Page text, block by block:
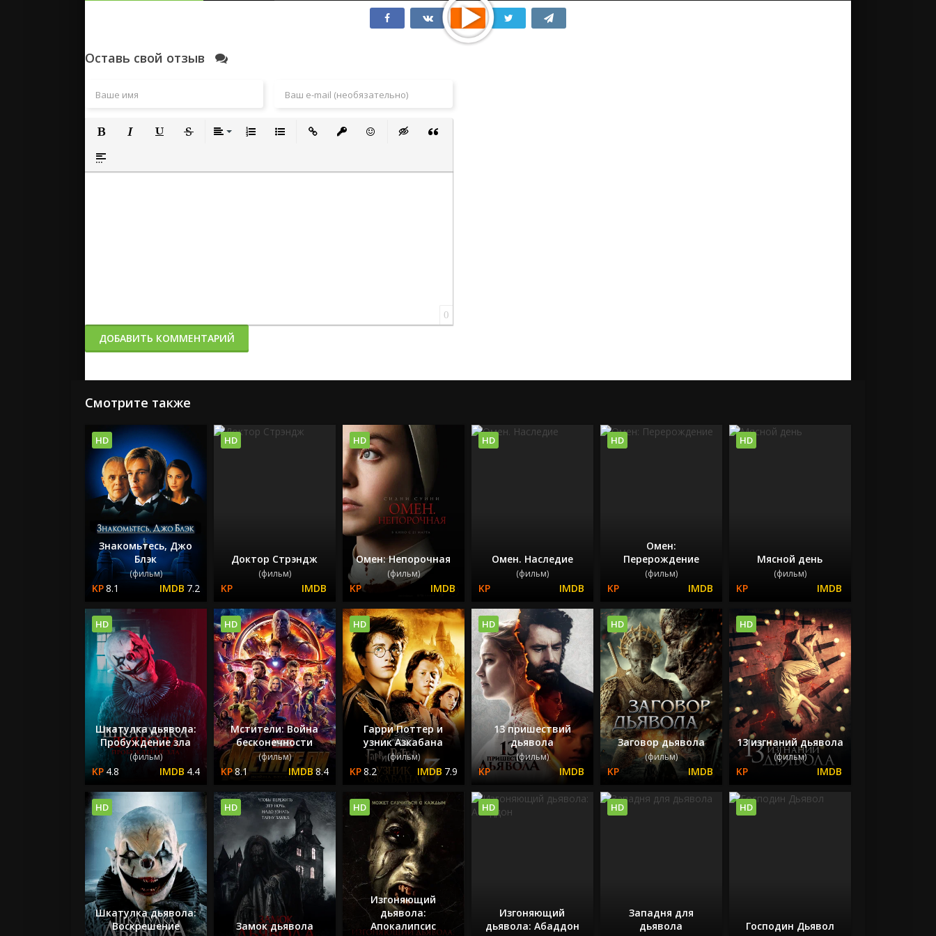
Оставь свой отзыв
Полужирный
Вставка спойлера
0
ДОБАВИТЬ КОММЕНТАРИЙ
Смотрите также
Знакомьтесь, Джо
Блэк
(фильм)
8.1 7.2
HD
Доктор Стрэндж
(фильм)
HD
Омен: Непорочная
(фильм)
HD
Омен. Наследие
(фильм)
HD
Омен:
Перерождение
(фильм)
HD
Мясной день
(фильм)
HD
Шкатулка дьявола:
Пробуждение зла
(фильм)
4.8 4.4
HD
Мстители: Война
бесконечности
(фильм)
8.1 8.4
HD
Гарри Поттер и
узник Азкабана
(фильм)
8.2 7.9
HD
13 пришествий
дьявола
(фильм)
HD
Заговор дьявола
(фильм)
HD
13 изгнаний дьявола
(фильм)
HD
Шкатулка дьявола:
Воскрешение
HD
Замок дьявола
HD
Изгоняющий
дьявола:
Апокалипсис
HD
Изгоняющий
дьявола: Абаддон
HD
Западня для
дьявола
HD
Господин Дьявол
HD